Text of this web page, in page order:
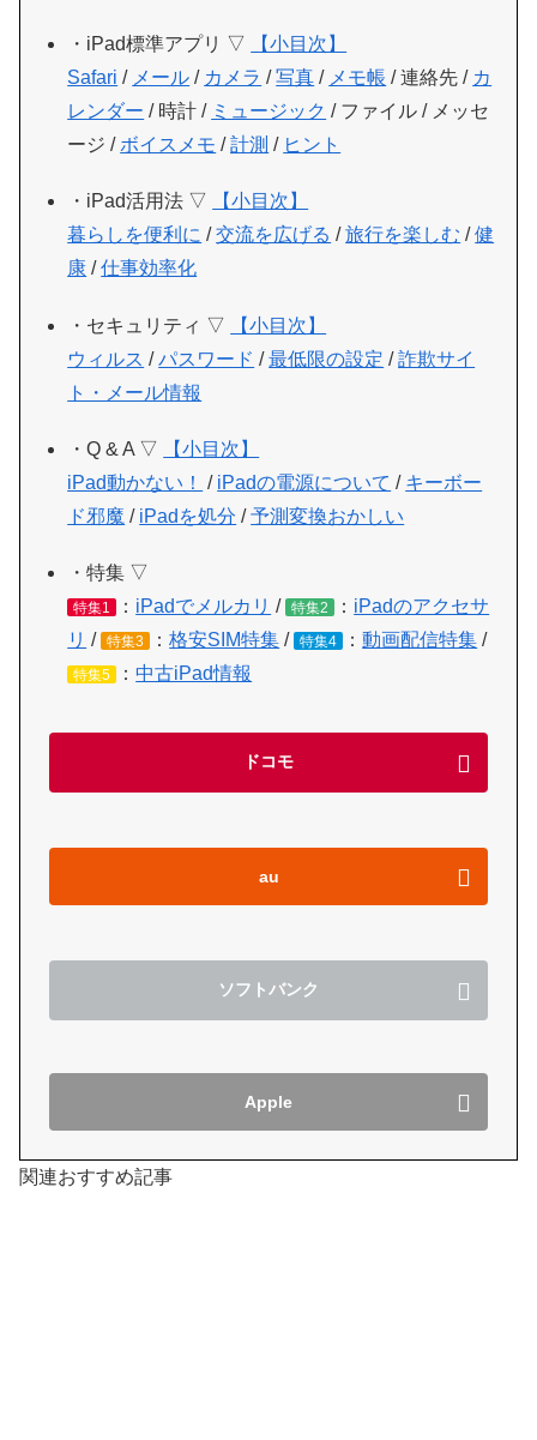
・iPad標準アプリ ▽
【小目次】
Safari / メール / カメラ /写真 / メモ帳 / 連絡先 / カ
レンダー / 時計 / ミュージック / ファイル / メッセ
ージ / ボイスメモ /計測 / ヒント
・iPad活用法 ▽
【小目次】
暮らしを便利に /交流を広げる /旅行を楽しむ /健
康 /仕事効率化
・セキュリティ ▽
【小目次】
ウィルス /パスワード /最低限の設定 /詐欺サイ
ト・メール情報
・Q & A ▽
【小目次】
iPad動かない！
/ iPadの電源について / キーボー
ド邪魔 / iPadを処分 /予測変換おかしい
・特集 ▽
特集1 ： iPadでメルカリ / 特集2 ： iPadのアクセサ
リ / 特集3 ：格安SIM特集 / 特集4 ：動画配信特集 /
特集5 ：中古iPad情報
ドコモ
au
ソフトバンク
Apple
関連おすすめ記事